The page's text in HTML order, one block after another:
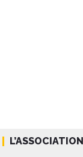
L’ASSOCIATION